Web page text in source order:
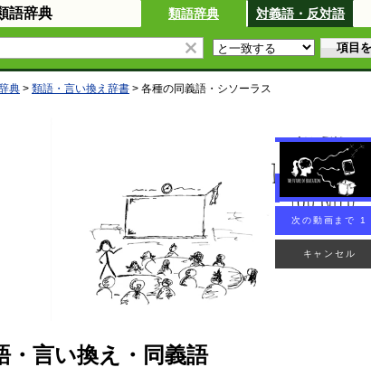
語辞典 類語辞典 対義語・反対語
典 > 類語・言い換え辞書 > 各種の同義語・シソーラス
・言い換え・同義語